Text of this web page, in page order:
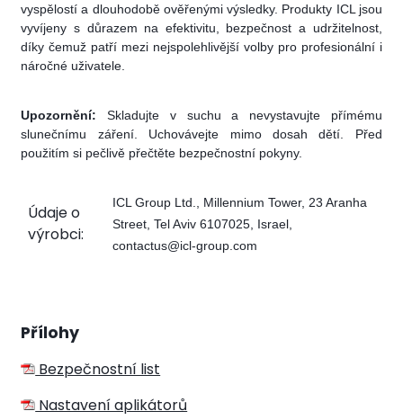
vyspělostí a dlouhodobě ověřenými výsledky. Produkty ICL jsou
vyvíjeny s důrazem na efektivitu, bezpečnost a udržitelnost,
díky čemuž patří mezi nejspolehlivější volby pro profesionální i
náročné uživatele.
Upozornění: Skladujte v suchu a nevystavujte přímému
slunečnímu záření. Uchovávejte mimo dosah dětí. Před
použitím si pečlivě přečtěte bezpečnostní pokyny.
Údaje o
výrobci:
ICL Group Ltd., Millennium Tower, 23 Aranha
Street, Tel Aviv 6107025, Israel,
contactus@icl-group.com
Přílohy
Bezpečnostní list
Nastavení aplikátorů